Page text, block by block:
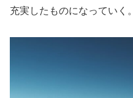
充実したものになっていく。